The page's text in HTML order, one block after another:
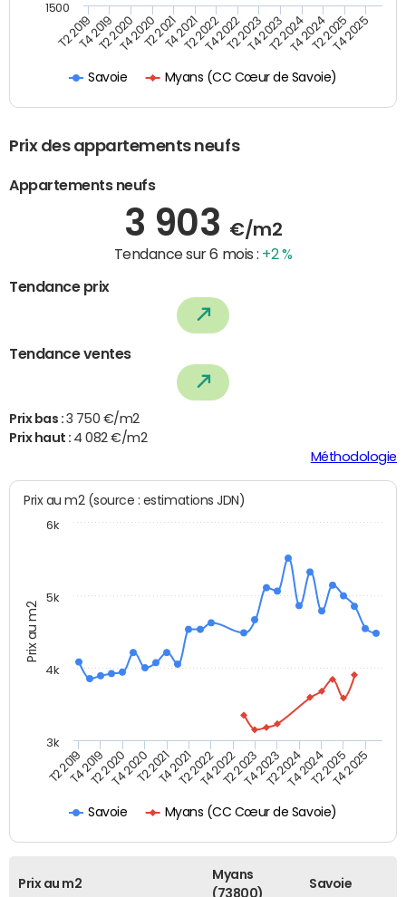
Savoie Myans (CC Cœur de Savoie)
T2 2019T4 2019T2 2020T4 2020T2 2021T4 2021T2 2022T4 2022T2 2023T4 2023T2 2024T4 2024T2 2025T4 2025
1500
Prix des appartements neufs
Appartements neufs
3 903 €/m2
Tendance sur 6 mois : +2 %
Tendance prix
Tendance ventes
Prix bas : 3 750 €/m2
Prix haut : 4 082 €/m2
Méthodologie
Prix au m2
Prix au m2 (source : estimations JDN)
Savoie Myans (CC Cœur de Savoie)
T2 2019T4 2019T2 2020T4 2020T2 2021T4 2021T2 2022T4 2022T2 2023T4 2023T2 2024T4 2024T2 2025T4 2025
3k
4k
5k
6k
Prix au m2
Myans
(73800)
Savoie